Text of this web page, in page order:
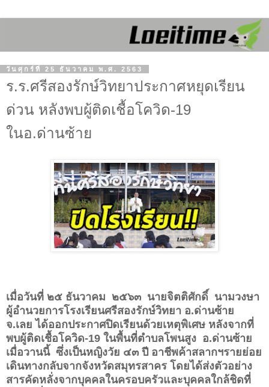
วันศุกร์ที่ 25 ธันวาคม พ.ศ. 2563
ร.ร.ศรีสองรักษ์วิทยาประกาศหยุดเรียน
ด่วน หลังพบผู้ติดเชื้อโควิด-19
ในอ.ด่านซ้าย
เมื่อวันที่ ๒๕ ธันวาคม ๒๕๖๓ นายจิตติศักดิ์ นามวงษา
ผู้อำนวยการโรงเรียนศรีสองรักษ์วิทยา อ.ด่านซ้าย
จ.เลย ได้ออกประกาศปิดเรียนด้วยเหตุพิเศษ หลังจากที่
พบผู้ติดเชื้อโควิด-19 ในพื้นที่ตำบลโพนสูง อ.ด่านซ้าย
เมื่อวานนี้ ซึ่งเป็นหญิงวัย ๔๓ ปี อาชีพค้าสลากฯรายย่อย
เดินทางกลับจากจังหวัดสมุทรสาคร โดยได้ส่งตัวอย่าง
สารคัดหลั่งจากบุคคลในครอบครัวและบุคคลใกล้ชิดที่